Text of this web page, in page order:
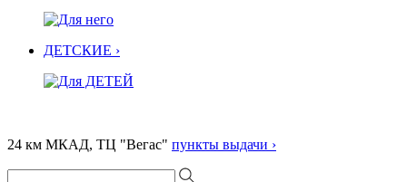
ДЕТСКИЕ ›
24 км МКАД, ТЦ "Вегас" пункты выдачи ›